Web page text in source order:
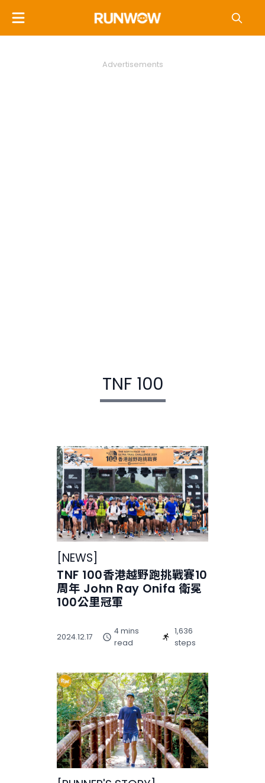
Advertisements
TNF 100
NEWS
TNF 100香港越野跑挑戰賽10
周年 John Ray Onifa 衛冕
100公里冠軍
2024.12.17
4 mins
read
1,636
steps